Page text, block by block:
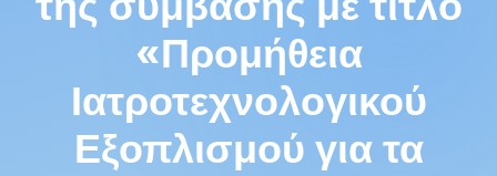
«Προμήθεια
Ιατροτεχνολογικού
Εξοπλισμού για τα